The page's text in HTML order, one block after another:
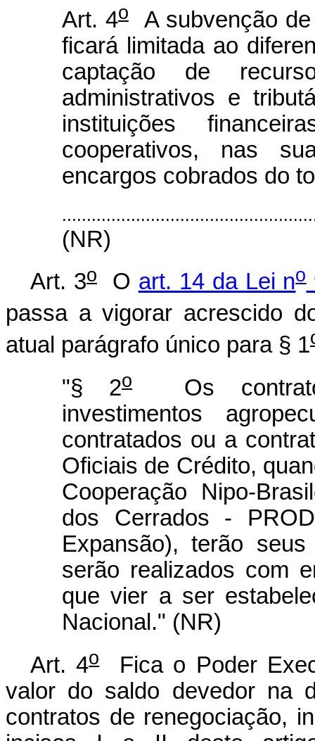
Art. 4oA subvenção de
ficará limitada ao
captação de
administrativos e
instituições
cooperativos, nas
encargos cobrados do
(NR)
Art. 3oO art. 14 da Lei no
passa a vigorar acrescido
atual parágrafo único para § 1
"§ 2oOs
investimentos
contratados ou a
Oficiais de Crédito,
Cooperação Nipo-
dos Cerrados -
Expansão), terão
serão realizados com
que vier a ser
Nacional." (NR)
Art. 4oFica o Poder
valor do saldo devedor na
contratos de renegociação,